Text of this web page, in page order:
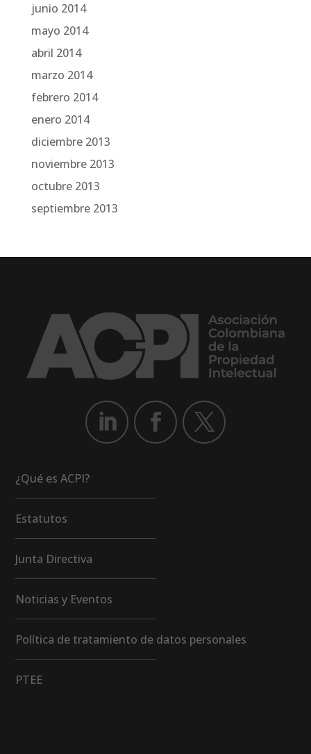
junio 2014
mayo 2014
abril 2014
marzo 2014
febrero 2014
enero 2014
diciembre 2013
noviembre 2013
octubre 2013
septiembre 2013
¿Qué es ACPI?
Estatutos
Junta Directiva
Noticias y Eventos
Política de tratamiento de datos personales
PTEE